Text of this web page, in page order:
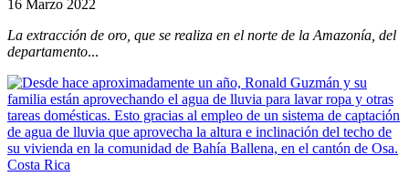
16 Marzo 2022
La extracción de oro, que se realiza en el norte de la Amazonía, del
departamento...
Costa Rica